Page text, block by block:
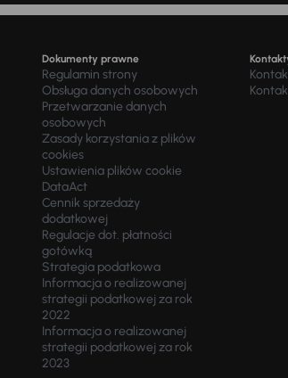
Dokumenty prawne
Regulamin strony
Obsługa danych osobowych
Przetwarzanie danych
osobowych
Zasady korzystania z plików
cookies
Ustawienia plików cookie
DataAct
Cennik sprzedaży
dodatkowej
Regulacje dot. płatności
gotówką
Strategia podatkowa
Informacja o realizowanej
strategii podatkowej za rok
2022
Informacja o realizowanej
strategii podatkowej za rok
2023